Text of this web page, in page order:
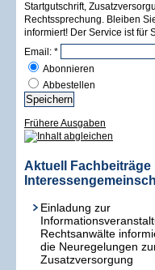
Startgutschrift,
Rechtssprechung. Bleiben
informiert! Der Service ist für
Email: *
Abonnieren
Abbestellen
Frühere Ausgaben
Aktuell Fachbeiträge
Einladung zur
Rechtsanwälte
die Neuregelungen
Zusatzversorgung